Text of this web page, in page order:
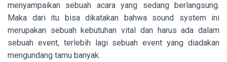
menyampaikan sebuah acara yang sedang berlangsung.
Maka dari itu bisa dikatakan bahwa sound system ini
merupakan sebuah kebutuhan vital dan harus ada dalam
sebuah event, terlebih lagi sebuah event yang diadakan
mengundang tamu banyak.